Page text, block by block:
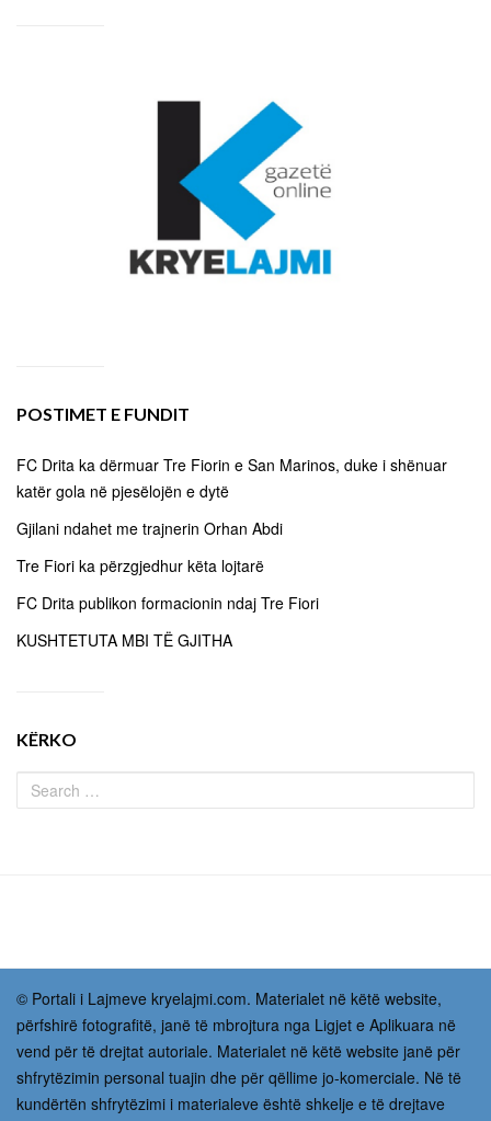
POSTIMET E FUNDIT
FC Drita ka dërmuar Tre Fiorin e San Marinos, duke i shënuar
katër gola në pjesëlojën e dytë
Gjilani ndahet me trajnerin Orhan Abdi
Tre Fiori ka përzgjedhur këta lojtarë
FC Drita publikon formacionin ndaj Tre Fiori
KUSHTETUTA MBI TË GJITHA
KËRKO
© Portali i Lajmeve kryelajmi.com. Materialet në këtë website,
përfshirë fotografitë, janë të mbrojtura nga Ligjet e Aplikuara në
vend për të drejtat autoriale. Materialet në këtë website janë për
shfrytëzimin personal tuajin dhe për qëllime jo-komerciale. Në të
kundërtën shfrytëzimi i materialeve është shkelje e të drejtave